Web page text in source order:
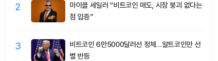
2
마이클 세일러 “비트코인 매도, 시장 붕괴 없다는
점 입증”
3
비트코인 6만5000달러선 정체…알트코인만 선
별 반등